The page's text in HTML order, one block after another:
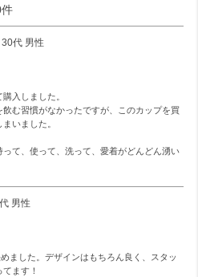
30代 男性
入しました。
む習慣がなかったですが、このカップを買
いました。
て、使って、洗って、愛着がどんどん湧い
男性
ました。デザインはもちろん良く、スタッ
ます！